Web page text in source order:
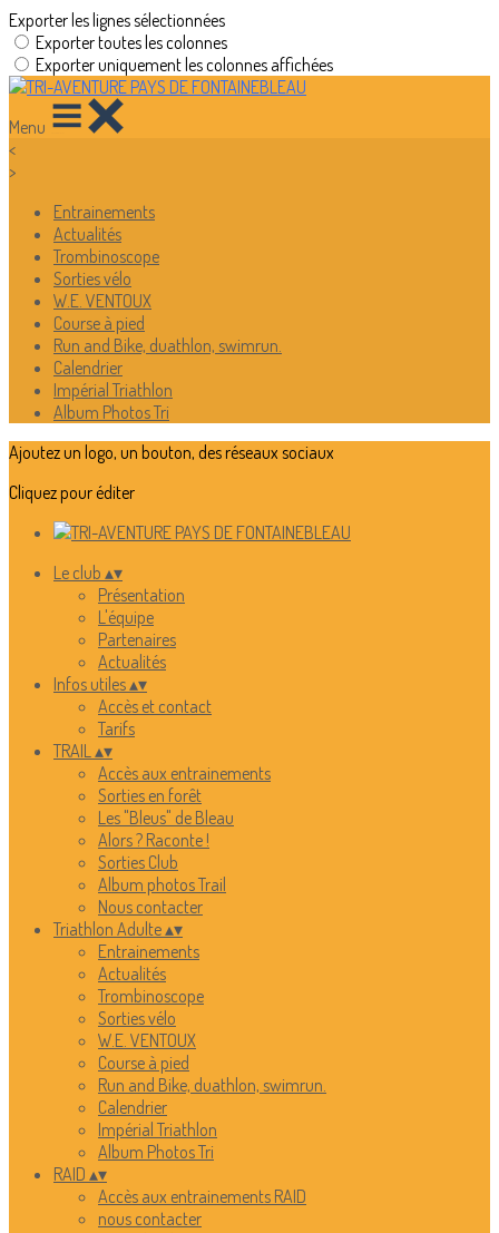
Exporter les lignes sélectionnées
Exporter toutes les colonnes
Exporter uniquement les colonnes affichées
Menu
<
>
Entrainements
Actualités
Trombinoscope
Sorties vélo
W.E. VENTOUX
Course à pied
Run and Bike, duathlon, swimrun.
Calendrier
Impérial Triathlon
Album Photos Tri
Ajoutez un logo, un bouton, des réseaux sociaux
Cliquez pour éditer
Le club ▴▾
Présentation
L'équipe
Partenaires
Actualités
Infos utiles▴▾
Accès et contact
Tarifs
TRAIL▴▾
Accès aux entrainements
Sorties en forêt
Les "Bleus" de Bleau
Alors ? Raconte !
Sorties Club
Album photos Trail
Nous contacter
Triathlon Adulte▴▾
Entrainements
Actualités
Trombinoscope
Sorties vélo
W.E. VENTOUX
Course à pied
Run and Bike, duathlon, swimrun.
Calendrier
Impérial Triathlon
Album Photos Tri
RAID ▴▾
Accès aux entrainements RAID
nous contacter